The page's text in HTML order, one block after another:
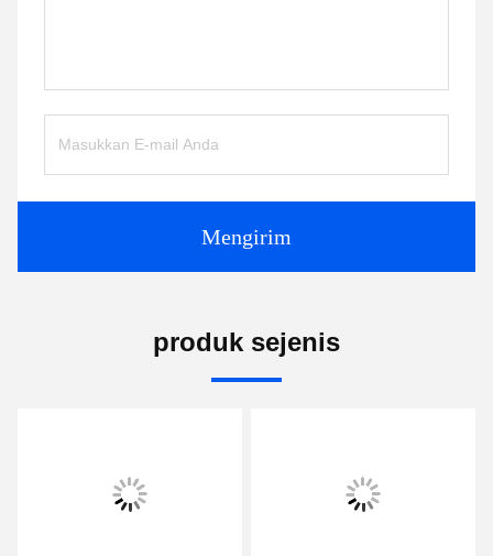
Mengirim
produk sejenis